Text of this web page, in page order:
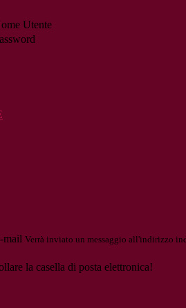
Utente
mail Verrà inviato un messaggio all'indirizzo
la casella di posta elettronica!